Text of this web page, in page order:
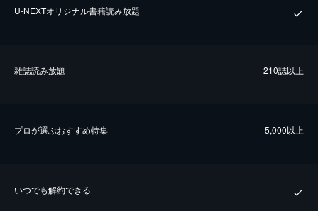
U-NEXTオリジナル書籍読み放題
雑誌読み放題 210誌以上
プロが選ぶおすすめ特集 5,000以上
いつでも解約できる